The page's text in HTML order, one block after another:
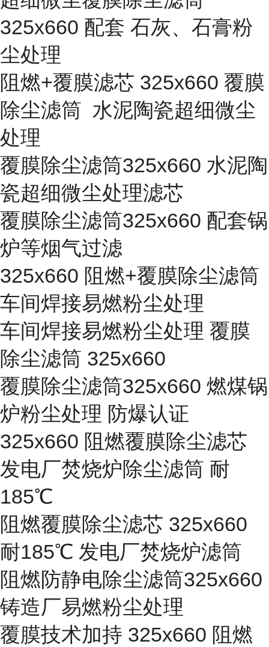
325x660 配套 石灰、石膏粉
尘处理
阻燃+覆膜滤芯 325x660 覆膜
除尘滤筒 水泥陶瓷超细微尘
处理
覆膜除尘滤筒325x660 水泥陶
瓷超细微尘处理滤芯
覆膜除尘滤筒325x660 配套锅
炉等烟气过滤
325x660 阻燃+覆膜除尘滤筒
车间焊接易燃粉尘处理
车间焊接易燃粉尘处理 覆膜
除尘滤筒 325x660
覆膜除尘滤筒325x660 燃煤锅
炉粉尘处理 防爆认证
325x660 阻燃覆膜除尘滤芯
发电厂焚烧炉除尘滤筒 耐
185℃
阻燃覆膜除尘滤芯 325x660
耐185℃ 发电厂焚烧炉滤筒
阻燃防静电除尘滤筒325x660
铸造厂易燃粉尘处理
覆膜技术加持 325x660 阻燃